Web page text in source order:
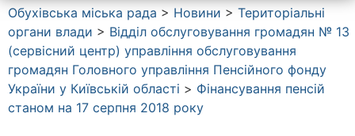
Обухівська міська рада > Новини > Територіальні
органи влади > Вiддiл обслуговування громадян № 13
(сервiсний центр) управління обслуговування
громадян Головного управлiння Пенсiйного фонду
України у Київськiй областi > Фінансування пенсій
станом на 17 серпня 2018 року